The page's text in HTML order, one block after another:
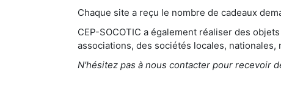
Chaque site a reçu le nombre de cadeaux
CEP-SOCOTIC a également réaliser des
associations, des sociétés locales,
N'hésitez pas à nous contacter pour recevoir